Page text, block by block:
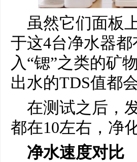
虽然它们面板
于这4台净水器
入“锶”之类的矿
出水的TDS值都
在测试之后，
都在10左右，净
净水速度对比